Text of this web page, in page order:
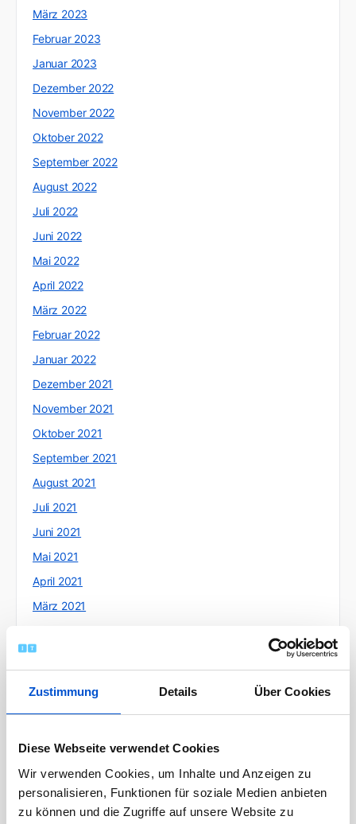
Zustimmung Details Über Cookies
Diese Webseite verwendet Cookies
Wir verwenden Cookies, um Inhalte und Anzeigen zu
personalisieren, Funktionen für soziale Medien anbieten
zu können und die Zugriffe auf unsere Website zu
März 2023
Februar 2023
Januar 2023
Dezember 2022
November 2022
Oktober 2022
September 2022
August 2022
Juli 2022
Juni 2022
Mai 2022
April 2022
März 2022
Februar 2022
Januar 2022
Dezember 2021
November 2021
Oktober 2021
September 2021
August 2021
Juli 2021
Juni 2021
Mai 2021
April 2021
März 2021
Januar 2021
September 2020
August 2020